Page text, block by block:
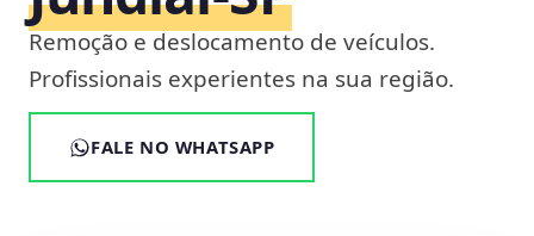
Remoção e deslocamento de veículos.
Profissionais experientes na sua região.
FALE NO WHATSAPP